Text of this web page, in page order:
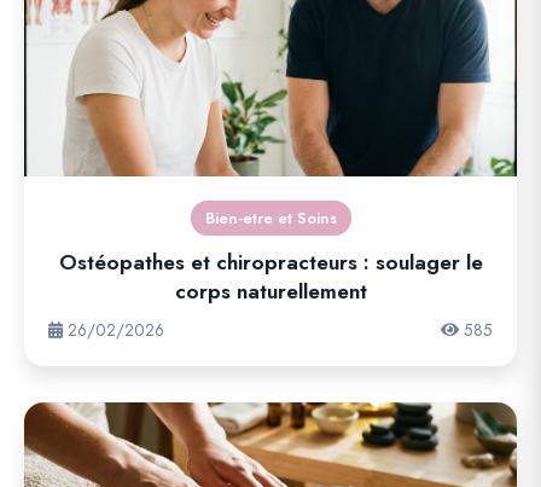
Bien-etre et Soins
Ostéopathes et chiropracteurs : soulager le
corps naturellement
26/02/2026 585